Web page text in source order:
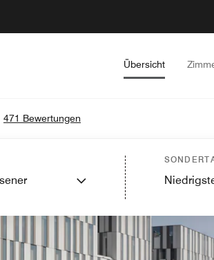
Übersicht
471 Bewertungen